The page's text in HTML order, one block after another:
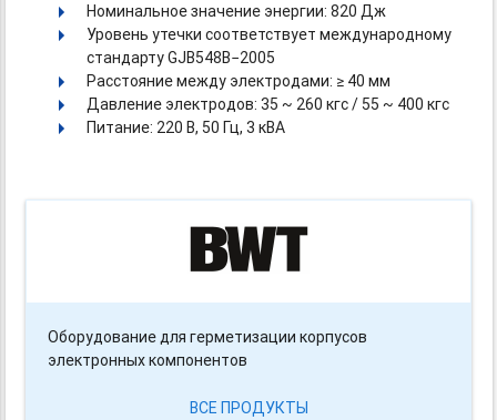
Номинальное значение энергии: 820 Дж
Уровень утечки соответствует международному
стандарту GJB548B−2005
Расстояние между электродами: ≥ 40 мм
Давление электродов: 35 ~ 260 кгс / 55 ~ 400 кгс
Питание: 220 В, 50 Гц, 3 кВА
Оборудование для герметизации корпусов
электронных компонентов
ВСЕ ПРОДУКТЫ